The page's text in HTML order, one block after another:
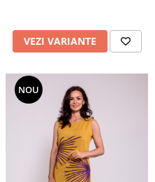
VEZI VARIANTE
NOU